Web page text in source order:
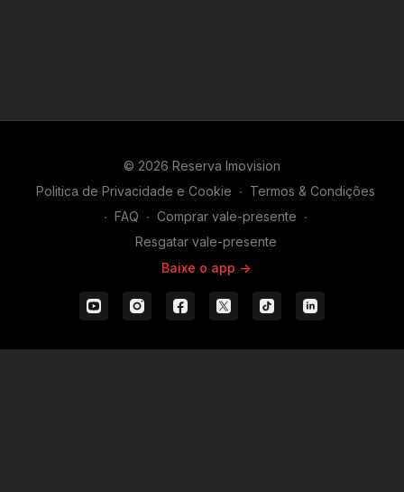
© 2026 Reserva Imovision
Politica de Privacidade e Cookie ∙ Termos & Condições
∙ FAQ ∙ Comprar vale-presente ∙
Resgatar vale-presente
Baixe o app ->